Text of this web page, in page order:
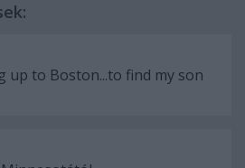
up to Boston...to find my son